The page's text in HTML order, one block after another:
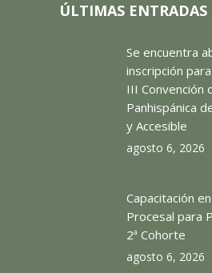
ÚLTIMAS ENTRADAS
Se encuentra
inscripción
III Convención
Panhispánica
y Accesible
agosto 6, 2026
Capacitación
Procesal para
2ª Cohorte
agosto 6, 2026